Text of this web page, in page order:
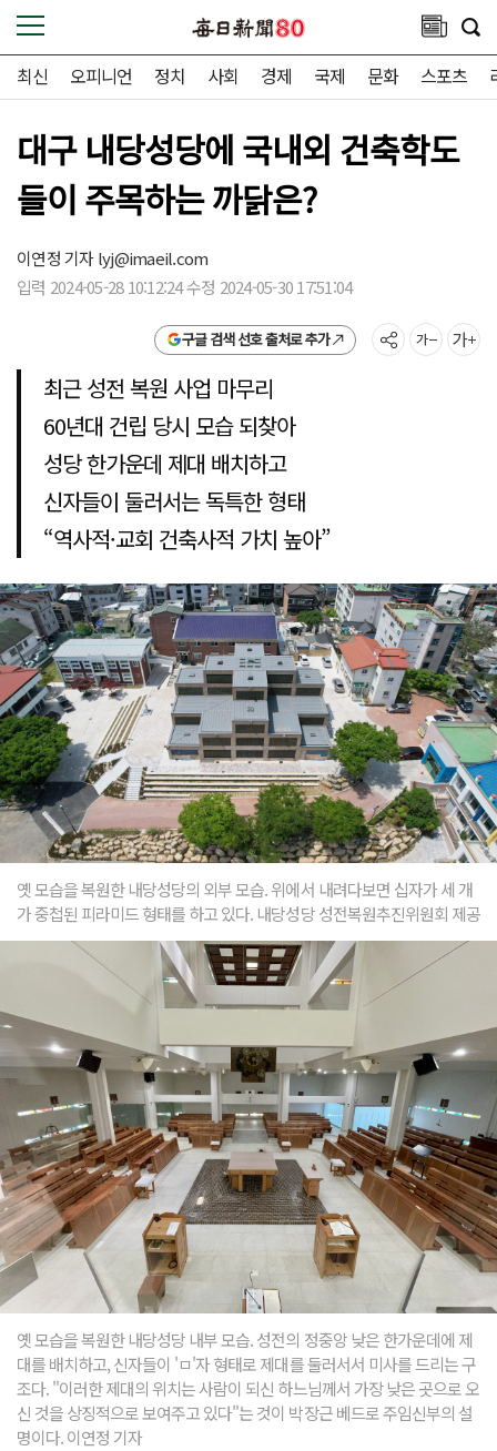
최신 오피니언 정치 사회 경제 국제 문화 스포츠
대구 내당성당에 국내외 건축학도
들이 주목하는 까닭은?
이연정 기자lyj@imaeil.com
입력 2024-05-28 10:12:24 수정 2024-05-30 17:51:04
구글 검색 선호 출처로 추가
최근 성전 복원 사업 마무리
60년대 건립 당시 모습 되찾아
성당 한가운데 제대 배치하고
신자들이 둘러서는 독특한 형태
“역사적·교회 건축사적 가치 높아”
옛 모습을 복원한 내당성당의 외부 모습. 위에서 내려다보면 십자가 세 개
가 중첩된 피라미드 형태를 하고 있다. 내당성당 성전복원추진위원회 제공
옛 모습을 복원한 내당성당 내부 모습. 성전의 정중앙 낮은 한가운데에 제
대를 배치하고, 신자들이 'ㅁ'자 형태로 제대를 둘러서서 미사를 드리는 구
조다. "이러한 제대의 위치는 사람이 되신 하느님께서 가장 낮은 곳으로 오
신 것을 상징적으로 보여주고 있다"는 것이 박장근 베드로 주임신부의 설
명이다. 이연정 기자